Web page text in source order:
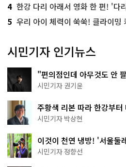
4 한강 다리 아래서 영화 한 편! '다
5 우리 아이 체력이 쑥쑥! 클라이밍
시민기자 인기뉴스
"편의점인데 아무것도 안
한 편의점의 정체
시민기자 권기윤
주황색 리본 따라 한강부
서울둘레길 15코스
시민기자 박상현
이것이 천연 냉방! '서울둘
나볼까
시민기자 정향선